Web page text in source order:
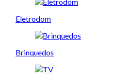
Eletrodom
Brinquedos